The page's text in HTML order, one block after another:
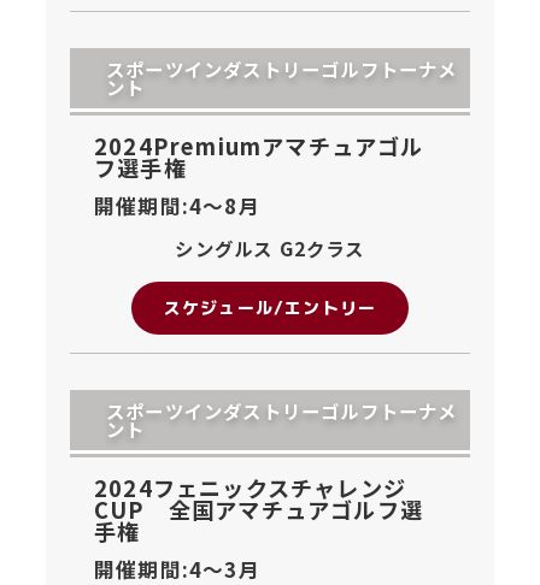
スポーツインダストリーゴルフトーナメ
ント
2024Premiumアマチュアゴル
フ選手権
開催期間:4〜8月
シングルス G2クラス
スケジュール/エントリー
スポーツインダストリーゴルフトーナメ
ント
2024フェニックスチャレンジ
CUP 全国アマチュアゴルフ選
手権
開催期間:4〜3月